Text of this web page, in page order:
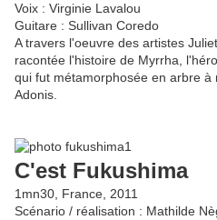
Voix : Virginie Lavalou
Guitare : Sullivan Coredo
A travers l'oeuvre des artistes
racontée l'histoire de Myrrha,
qui fut métamorphosée en arbre à
Adonis.
C'est Fukushima
1mn30, France, 2011
Scénario / réalisation : Mathilde